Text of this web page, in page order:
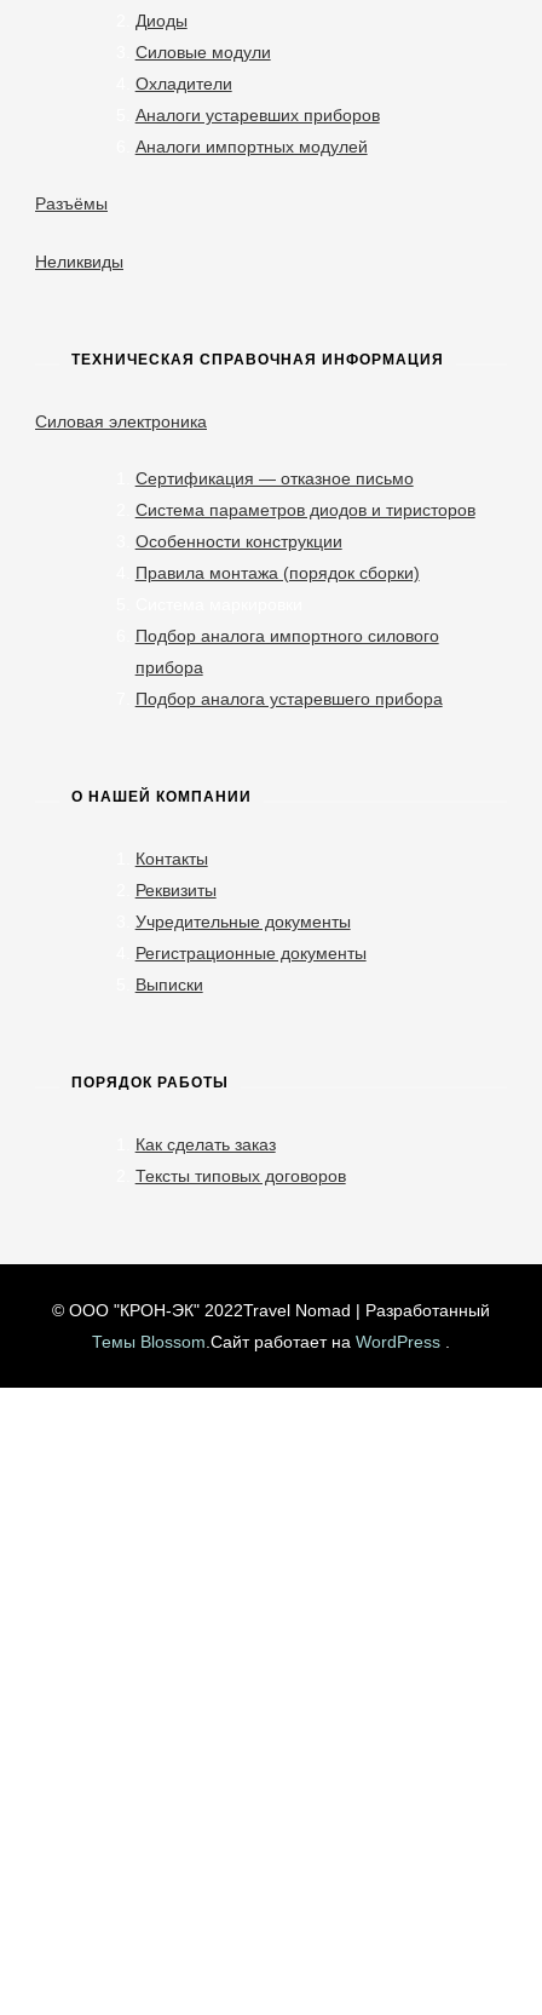
Диоды
Силовые модули
Охладители
Аналоги устаревших приборов
Аналоги импортных модулей
Разъёмы
Неликвиды
ТЕХНИЧЕСКАЯ СПРАВОЧНАЯ ИНФОРМАЦИЯ
Силовая электроника
Сертификация — отказное письмо
Система параметров диодов и тиристоров
Особенности конструкции
Правила монтажа (порядок сборки)
Подбор аналога импортного силового
прибора
Подбор аналога устаревшего прибора
О НАШЕЙ КОМПАНИИ
Контакты
Реквизиты
Учредительные документы
Регистрационные документы
Выписки
ПОРЯДОК РАБОТЫ
Как сделать заказ
Тексты типовых договоров
© ООО "КРОН-ЭК" 2022Travel Nomad | Разработанный
Темы Blossom .Сайт работает на WordPress